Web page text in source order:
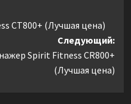
CT800+ (Лучшая цена)
Следующий:
Spirit Fitness CR800+
(Лучшая цена)